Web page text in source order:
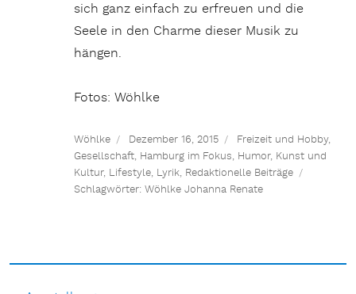
sich ganz einfach zu erfreuen und die
Seele in den Charme dieser Musik zu
hängen.
Fotos: Wöhlke
Wöhlke Dezember 16, 2015 Freizeit und Hobby,
Gesellschaft, Hamburg im Fokus, Humor, Kunst und
Kultur, Lifestyle, Lyrik, Redaktionelle Beiträge
Schlagwörter:Wöhlke Johanna Renate